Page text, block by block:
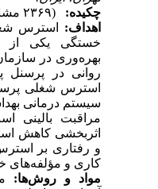
چکیده:
اهداف:استرس
خستگی یکی از
بهره‌وری در
روانی در پرسنل
استرس شغلی
سیستم درمانی
مراقبت بالینی
اثربخشی کاهش
و رفتاری بر
کاری و مؤلفه‌های
مواد و روش‌ها: